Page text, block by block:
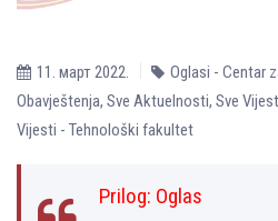
11. март 2022. Oglasi - Centar
Obavještenja, Sve Aktuelnosti, Sve
Vijesti - Tehnološki fakultet
Prilog: Oglas